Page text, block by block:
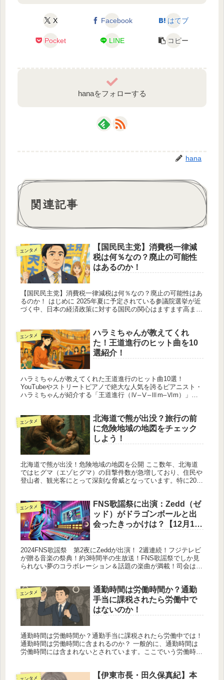
X Facebook はてブ
Pocket LINE コピー
hanaをフォローする
hana
関連記事
エンタメ
【国民民主党】消費税一律減
税は何％なの？廃止の可能性
はあるのか！
【国民民主党】消費税一律減税は何％なの？廃止の可能性はあ
るのか！ はじめに 2025年夏に予定されている参議院選挙が近
づく中、日本の経済政策に対する国民の関心はますます高まっ
エンタメ
ハラミちゃんが教えてくれ
た！王道進行のヒット曲を10
選紹介！
ハラミちゃんが教えてくれた王道進行のヒット曲10選！
YouTubeやストリートピアノで絶大な人気を誇るピアニスト・
ハラミちゃんが紹介する「王道進行（Ⅳ–Ⅴ–Ⅲm–Ⅵm）」の
エンタメ
北海道で熊が出没？旅行の前
に危険地域の地図をチェック
しよう！
北海道で熊が出没！危険地域の地図を公開 ここ数年、北海道
ではヒグマ（エゾヒグマ）の目撃件数が急増しており、住民や
登山者、観光客にとって深刻な脅威となっています。特に2025
エンタメ
FNS歌謡祭に出演：Zedd（ゼ
ッド）がドラゴンボールと出
会ったきっかけは？【12月11
2024FNS歌謡祭 第2夜にZeddが出演！ 2週連続！フジテレビ
が贈る音楽の祭典！約3時間半の生放送！FNS歌謡祭でしか見
られない夢のコラボレーション＆話題の楽曲が満載！司会は相
エンタメ
通勤時間は労働時間か？通勤
手当に課税されたら労働中で
はないのか！
通勤時間は労働時間か？通勤手当に課税されたら労働中では！
通勤時間は労働時間に含まれるのか？ 一般的に、通勤時間は
労働時間には含まれないとされています。ここでいう労働時間
エンタメ
【伊東市長・田久保真紀】本